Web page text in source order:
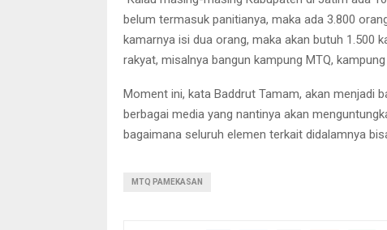
belum termasuk panitianya, maka ada 3.800
kamarnya isi dua orang, maka akan butuh 1.500
rakyat, misalnya bangun kampung MTQ,
Moment ini, kata Baddrut Tamam, akan menjadi
berbagai media yang nantinya akan
bagaimana seluruh elemen terkait didalamnya
MTQ PAMEKASAN